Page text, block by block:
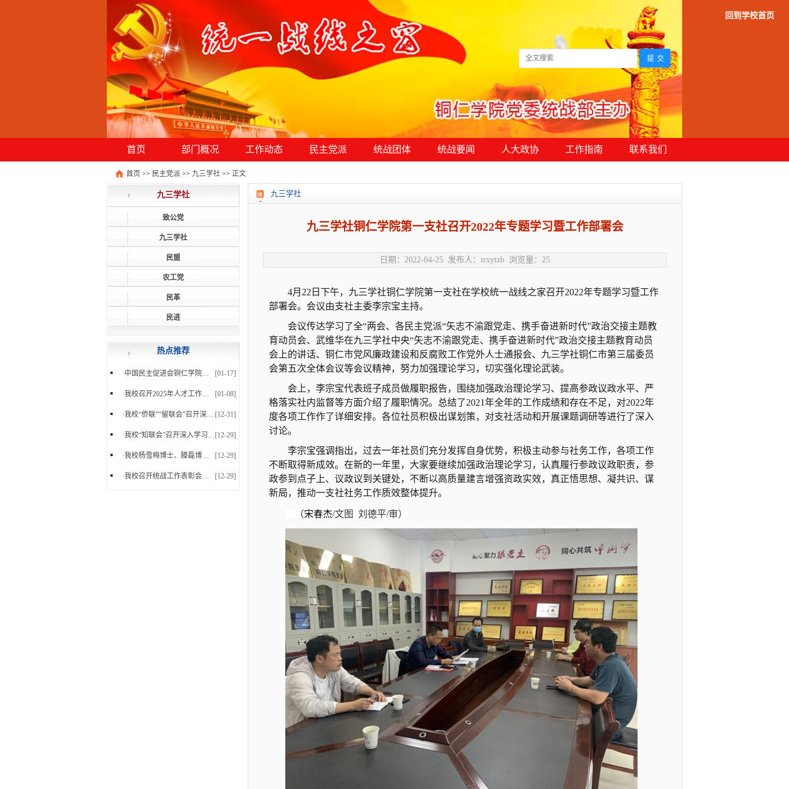
回到学校首页
首页 部门概况 工作动态 民主党派 统战团体 统战要闻 人大政协 工作指南 联系我们
首页 >> 民主党派 >> 九三学社 >> 正文
九三学社
致公党
九三学社
民盟
农工党
民革
民进
热点推荐
[01-17]
·中国民主促进会铜仁学院支部委员会正式成立
[01-08]
·我校召开2025年人才工作暨党外知识分子台属归侨侨...
[12-31]
·我校“侨联”“留联会”召开深入学习党的二十届四...
[12-29]
·我校“知联会”召开深入学习党的二十届四中全会精...
[12-29]
·我校杨雪梅博士、滕磊博士参加中国民主促进会贵州...
[12-29]
·我校召开统战工作表彰会暨2025年下半年统战工作会...
九三学社
九三学社铜仁学院第一支社召开2022年专题学习暨工作部署会
日期：2022-04-25 发布人：trxytzb 浏览量： 25
4月22日下午，九三学社铜仁学院第一支社在学校统一战线之家召开2022年专题学习暨工作
部署会。会议由支社主委李宗宝主持。
会议传达学习了全“两会、各民主党派“矢志不渝跟党走、携手奋进新时代”政治交接主题教
育动员会、武维华在九三学社中央“矢志不渝跟党走、携手奋进新时代”政治交接主题教育动员
会上的讲话、铜仁市党风廉政建设和反腐败工作党外人士通报会、九三学社铜仁市第三届委员
会第五次全体会议等会议精神，努力加强理论学习，切实强化理论武装。
会上，李宗宝代表班子成员做履职报告，围绕加强政治理论学习、提高参政议政水平、严
格落实社内监督等方面介绍了履职情况。总结了2021年全年的工作成绩和存在不足，对2022年
度各项工作作了详细安排。各位社员积极出谋划策，对支社活动和开展课题调研等进行了深入
讨论。
李宗宝强调指出，过去一年社员们充分发挥自身优势，积极主动参与社务工作，各项工作
不断取得新成效。在新的一年里，大家要继续加强政治理论学习，认真履行参政议政职责，参
政参到点子上、议政议到关键处，不断以高质量建言增强资政实效，真正悟思想、凝共识、谋
新局，推动一支社社务工作质效整体提升。
（宋春杰/文图 刘德平/审）